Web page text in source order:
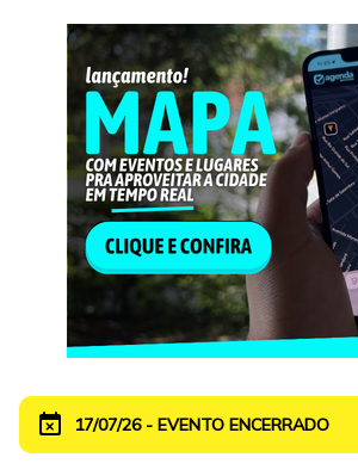
event_busy 17/07/26 - EVENTO ENCERRADO